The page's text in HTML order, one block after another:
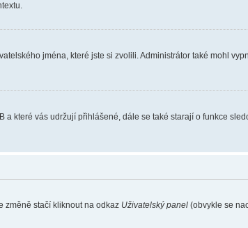
jména, které jste si zvolili. Administrátor také mohl
a které vás udržují přihlášené, dále se také starají o funkce
změně stačí kliknout na odkaz Uživatelský panel (obvykle se